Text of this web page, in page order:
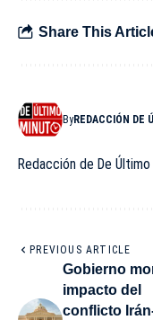
Share This
ByREDACCIÓN DE
Redacción de De
PREVIOUS ARTICLE
Gobierno
impacto del
conflicto